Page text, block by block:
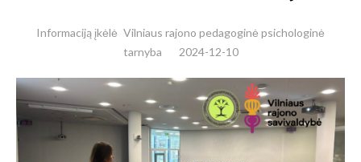
Informaciją įkėlė Vilniaus rajono pedagoginė psichologinė
tarnyba
2024-12-10